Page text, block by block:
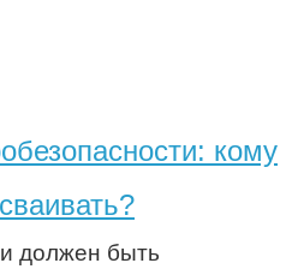
кому
должен быть